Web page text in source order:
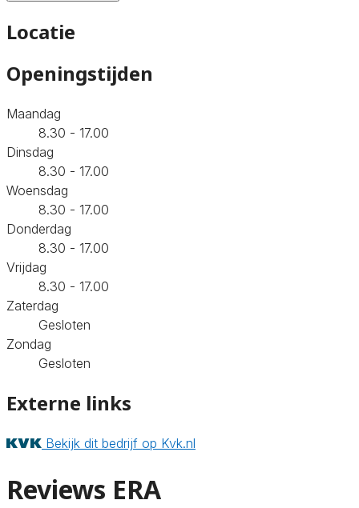
Locatie
Openingstijden
Maandag
8.30 - 17.00
Dinsdag
8.30 - 17.00
Woensdag
8.30 - 17.00
Donderdag
8.30 - 17.00
Vrijdag
8.30 - 17.00
Zaterdag
Gesloten
Zondag
Gesloten
Externe links
Bekijk dit bedrijf op Kvk.nl
Reviews ERA